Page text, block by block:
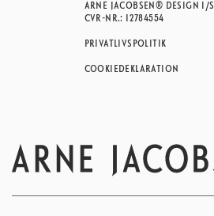
ARNE JACOBSEN® DESIGN I/S
CVR-NR.: 12784554
PRIVATLIVSPOLITIK
COOKIEDEKLARATION